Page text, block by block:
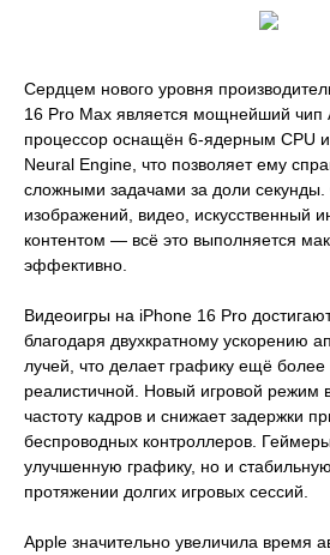
Сердцем нового уровня
16 Pro Max является мощнейший чип
процессор оснащён 6-ядерным CPU
Neural Engine, что позволяет ему
сложными задачами за доли секунды.
изображений, видео, искусственный
контентом — всё это выполняется
эффективно.
Видеоигры на iPhone 16 Pro
благодаря двухкратному ускорению
лучей, что делает графику ещё более
реалистичной. Новый игровой режим
частоту кадров и снижает задержки
беспроводных контроллеров.
улучшенную графику, но и
протяжении долгих игровых сессий.
Apple значительно увеличила время